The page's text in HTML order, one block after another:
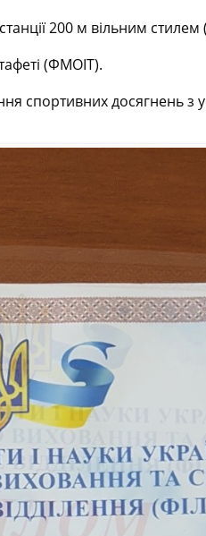
200 м вільним
(ФМОІТ).
спортивних досягнень з